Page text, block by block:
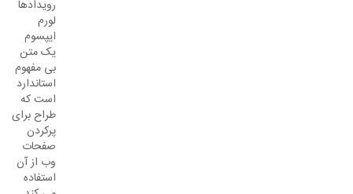
رویدادها
لورم
ایپسوم
یک متن
بی مفهوم
استاندارد
است که
طراح برای
پرکردن
صفحات
وب از آن
استفاده